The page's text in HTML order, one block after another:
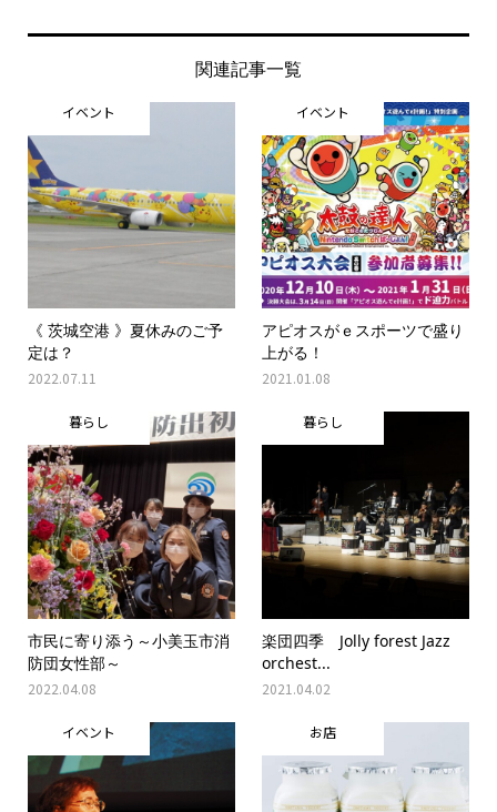
関連記事一覧
イベント
《 茨城空港 》夏休みのご予
定は？
2022.07.11
イベント
アピオスがｅスポーツで盛り
上がる！
2021.01.08
暮らし
市民に寄り添う～小美玉市消
防団女性部～
2022.04.08
暮らし
楽団四季 Jolly forest Jazz
orchest...
2021.04.02
イベント お店